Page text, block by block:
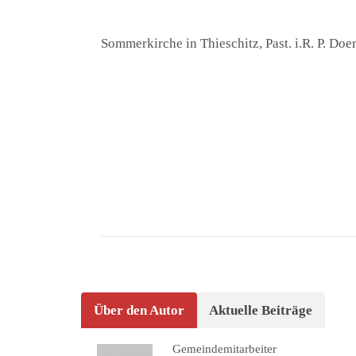
Sommerkirche in Thieschitz, Past. i.R. P.
Über den Autor Aktuelle Beiträge
Gemeindemitarbeiter